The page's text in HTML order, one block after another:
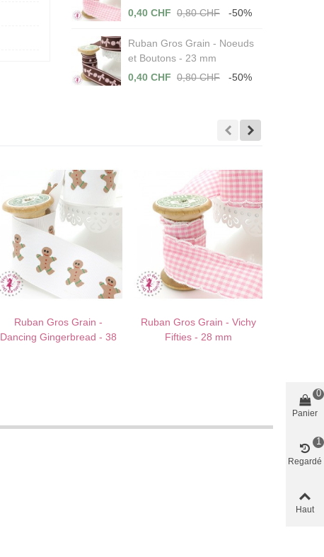
0,40 CHF 0,80 CHF -50%
Ruban Gros Grain - Noeuds
et Boutons - 23 mm
0,40 CHF 0,80 CHF -50%
AU PANIER ! J'AIME !
Ruban Gros Grain -
Dancing Gingerbread - 38
AU PANIER ! J'AIME !
Ruban Gros Grain - Vichy
Fifties - 28 mm
Panier
0
Regardé
1
Haut